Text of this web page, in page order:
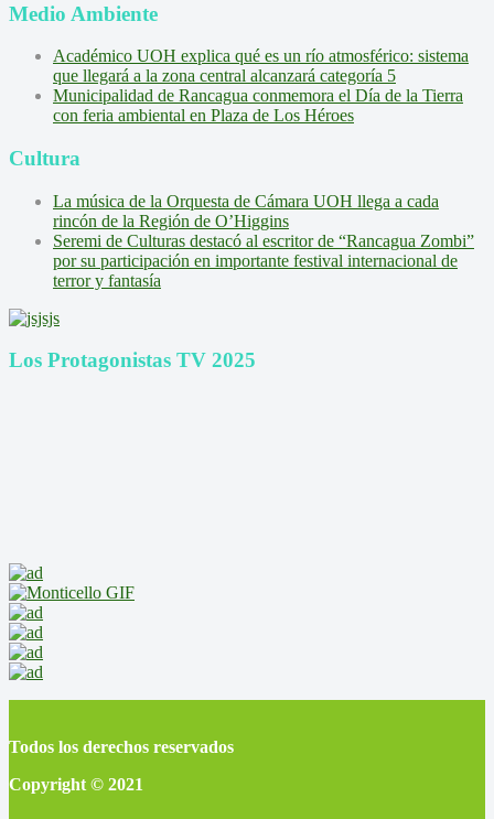
Medio Ambiente
Académico UOH explica qué es un río atmosférico: sistema
que llegará a la zona central alcanzará categoría 5
Municipalidad de Rancagua conmemora el Día de la Tierra
con feria ambiental en Plaza de Los Héroes
Cultura
La música de la Orquesta de Cámara UOH llega a cada
rincón de la Región de O’Higgins
Seremi de Culturas destacó al escritor de “Rancagua Zombi”
por su participación en importante festival internacional de
terror y fantasía
Los Protagonistas TV 2025
Todos los derechos reservados
Copyright © 2021